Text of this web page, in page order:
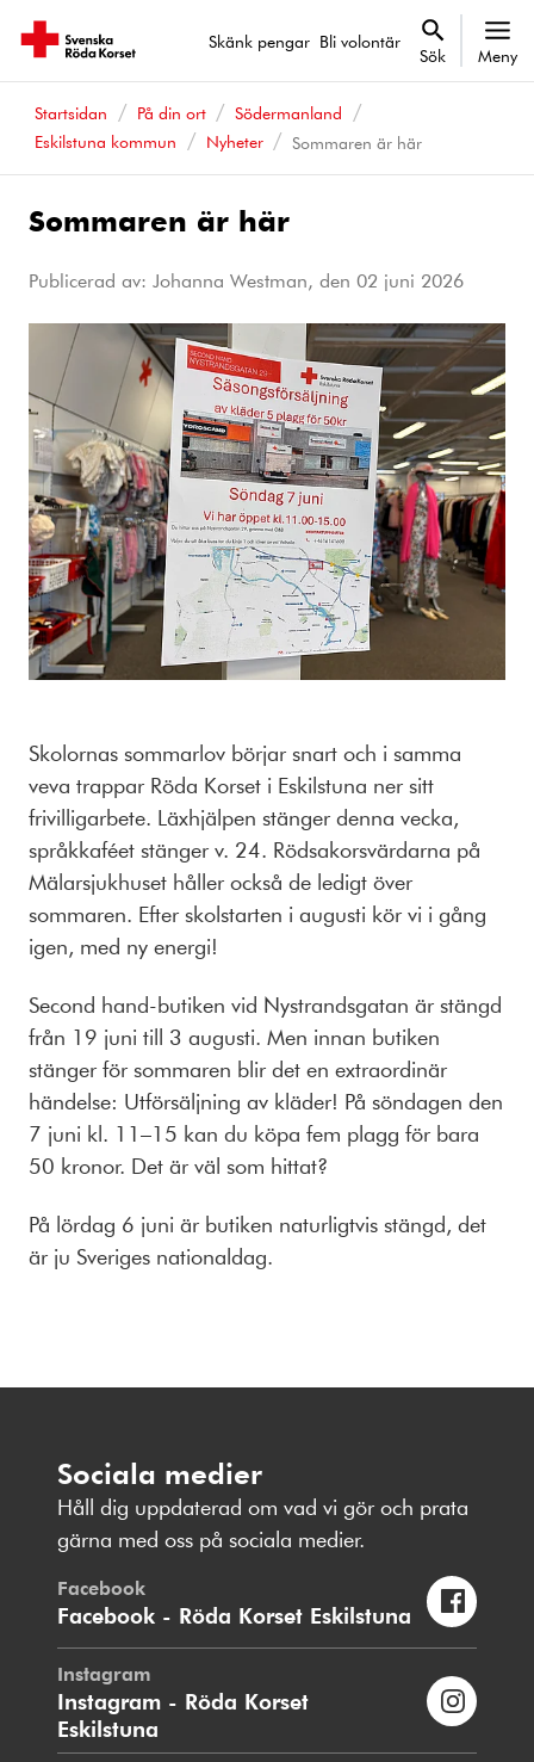
Skänk pengar Bli volontär
Sök Meny
Startsidan På din ort
Södermanland
Eskilstuna kommun
Nyheter Sommaren är här
Sommaren är här
Publicerad av: Johanna Westman, den 02 juni 2026
Skolornas sommarlov börjar snart och i samma
veva trappar Röda Korset i Eskilstuna ner sitt
frivilligarbete. Läxhjälpen stänger denna vecka,
språkkaféet stänger v. 24. Rödsakorsvärdarna på
Mälarsjukhuset håller också de ledigt över
sommaren. Efter skolstarten i augusti kör vi i gång
igen, med ny energi!
Second hand-butiken vid Nystrandsgatan är stängd
från 19 juni till 3 augusti. Men innan butiken
stänger för sommaren blir det en extraordinär
händelse: Utförsäljning av kläder! På söndagen den
7 juni kl. 11–15 kan du köpa fem plagg för bara
50 kronor. Det är väl som hittat?
På lördag 6 juni är butiken naturligtvis stängd, det
är ju Sveriges nationaldag.
Sociala medier
Håll dig uppdaterad om vad vi gör och prata
gärna med oss på sociala medier.
Facebook
Facebook - Röda Korset Eskilstuna
Instagram
Instagram - Röda Korset
Eskilstuna